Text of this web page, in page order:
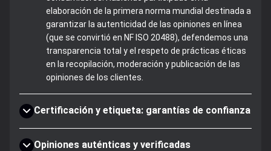
elaboración de la primera norma mundial destinada a
garantizar la autenticidad de las opiniones en línea
(que se convirtió en NF ISO 20488), defendemos una
transparencia total y el respeto de prácticas éticas
en la recopilación, moderación y publicación de las
opiniones de los clientes.
Certificación y etiqueta: garantías de confianza
Opiniones auténticas y verificadas